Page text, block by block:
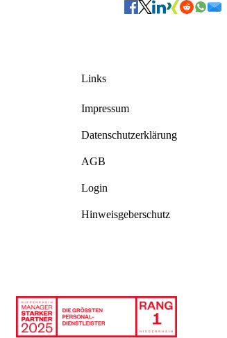
Links
Impressum
Datenschutzerklärung
AGB
Login
Hinweisgeberschutz